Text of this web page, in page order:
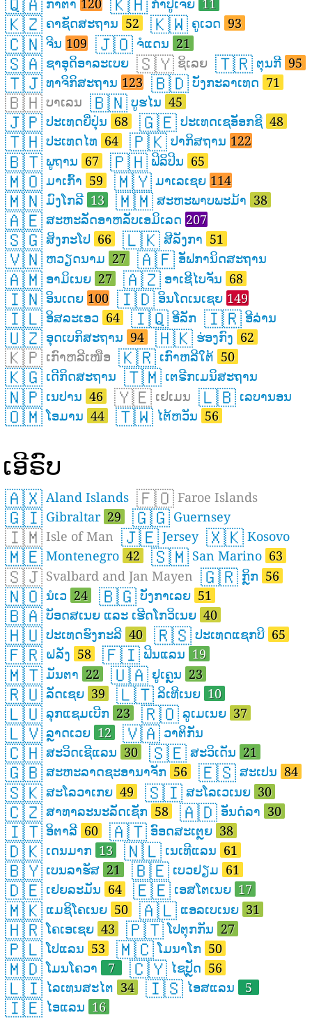
ກາຕາ 120 ກຳປູເຈຍ 11
🇰🇿 ຄາຊັດສະຖານ 52 🇰🇼 ຄູເວດ 93
🇨🇳 ຈີນ 109 🇯🇴 ຈໍແດນ 21
🇸🇦 ຊາອຸດິອາລະເບຍ 🇸🇾 ຊິເລຍ 🇹🇷 ຕຸນກີ 95
🇹🇯 ທາຈິກິສະຖານ 123 🇧🇩 ບັງກະລາເທດ 71
🇧🇭 ບາເລນ 🇧🇳 ບູຮໄນ 45
🇯🇵 ປະເທດຍີ່ປຸ່ນ 68 🇬🇪 ປະເທດເຊອັອກຊີ 48
🇹🇭 ປະເທດໄທ 64 🇵🇰 ປາກິສຖານ 122
🇧🇹 ພູຖານ 67 🇵🇭 ຟິລິປິນ 65
🇲🇴 ມາເກົ້າ 59 🇲🇾 ມາເລເຊຍ 114
🇲🇳 ມົງໂກລີ 13 🇲🇲 ສະຫະພາບພະມ້າ 38
🇦🇪 ສະຫະລັດອາຫລັບເອມິເລດ 207
🇸🇬 ສິງກະໂປ 66 🇱🇰 ສີລັງກາ 51
🇻🇳 ຫວຽດນາມ 27 🇦🇫 ອັຟການິດສະຖານ
🇦🇲 ອາມິເນຍ 27 🇦🇿 ອາເຊີໄບຈັນ 68
🇮🇳 ອິນເດຍ 100 🇮🇩 ອິນໂດເນເຊຍ 149
🇮🇱 ອິສລະເອວ 64 🇮🇶 ອີລັກ 🇮🇷 ອີລ່ານ
🇺🇿 ອຸດເບກິສະຖານ 94 🇭🇰 ຮ່ອງກົງ 62
🇰🇵 ເກົາຫລີເໜືອ 🇰🇷 ເກົາຫລີໃຕ້ 50
🇰🇬 ເດີກິດສະຖານ 🇹🇲 ເຕຣີກເມນິສະຖານ
🇳🇵 ເນປານ 46 🇾🇪 ເຢເມນ 🇱🇧 ເລບານອນ
🇴🇲ໂອມານ 44 🇹🇼 ໄຕ້ຫວັນ 56
ເອີຣົບ
🇦🇽 Aland Islands 🇫🇴 Faroe Islands
🇬🇮 Gibraltar 29 🇬🇬 Guernsey
🇮🇲 Isle of Man 🇯🇪 Jersey 🇽🇰 Kosovo
🇲🇪 Montenegro 42 🇸🇲 San Marino 63
🇸🇯 Svalbard and Jan Mayen 🇬🇷 ກິຼກ 56
🇳🇴 ນໍເວ 24 🇧🇬 ບັງກາເລຍ 51
🇧🇦 ບັອດສເນຍ ແລະ ເຮີດໂກວິເນຍ 40
🇭🇺 ປະເທດຮົງກະລີ 40 🇷🇸 ປະເທດແຊກບີ 65
🇫🇷 ຝລັ່ງ 58 🇫🇮 ຟິນແລນ 19
🇲🇹 ມັນຕາ 22 🇺🇦 ຢູເຄຼນ 23
🇷🇺 ລັດເຊຍ 39 🇱🇹 ລິເທີເນຍ 10
🇱🇺 ລຸກແຊມເບີກ 23 🇷🇴 ລູເມເນຍ 37
🇱🇻 ລຼາດເວຍ 12 🇻🇦 ວາຕິກັນ
🇨🇭 ສະວິດເຊີແລນ 30 🇸🇪 ສະວິເດັນ 21
🇬🇧 ສະຫະລາດຊະອານາຈັກ 56 🇪🇸 ສະເປນ 84
🇸🇰 ສະໂລວາເກຍ 49 🇸🇮 ສະໂລເວເນຍ 30
🇨🇿 ສາທາລະນະລັດເຊັກ 58 🇦🇩 ອັນດໍລາ 30
🇮🇹 ອິຕາລີ 60 🇦🇹 ອົອດສະເຕຼຍ 38
🇩🇰 ເດນມາກ 13 🇳🇱 ເນເທີແລນ 61
🇧🇾 ເບນລາຮັສ 21 🇧🇪 ເບວຢຽມ 61
🇩🇪 ເຢຍລະມັນ 64 🇪🇪 ເອສໂຕເນຍ 17
🇲🇰 ແມຊິໂຄເນຍ 50 🇦🇱 ແອລເບເນຍ 31
🇭🇷ໂຄເອເຊຍ 43 🇵🇹ໂປຕຸກກັນ 27
🇵🇱ໂປແລນ 53 🇲🇨ໂມນາໂກ 50
🇲🇩ໂມນໂຄວາ 7 🇨🇾 ໄຊປັຼດ 56
🇱🇮 ໄລເທນສະໄຕ 34 🇮🇸 ໄອສແລນ 5
🇮🇪 ໄອແລນ 16